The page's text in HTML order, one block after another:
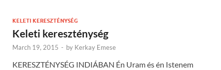
KELETI KERESZTÉNYSÉG
Keleti kereszténység
March 19, 2015 - by Kerkay Emese
KERESZTÉNYSÉG INDIÁBAN Én Uram és én Istenem